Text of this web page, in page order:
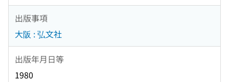
出版事項
大阪 : 弘文社
出版年月日等
1980